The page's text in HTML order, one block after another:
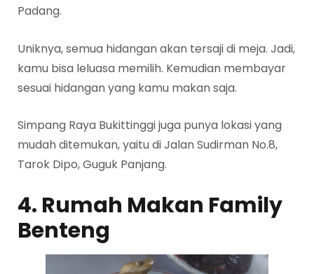
Padang.
Uniknya, semua hidangan akan tersaji di meja. Jadi,
kamu bisa leluasa memilih. Kemudian membayar
sesuai hidangan yang kamu makan saja.
Simpang Raya Bukittinggi juga punya lokasi yang
mudah ditemukan, yaitu di Jalan Sudirman No.8,
Tarok Dipo, Guguk Panjang.
4. Rumah Makan Family
Benteng